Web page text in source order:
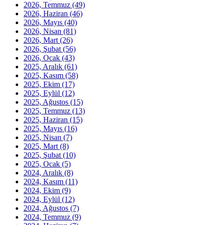
2026, Temmuz (49)
2026, Haziran (46)
2026, Mayıs (40)
2026, Nisan (81)
2026, Mart (26)
2026, Şubat (56)
2026, Ocak (43)
2025, Aralık (61)
2025, Kasım (58)
2025, Ekim (17)
2025, Eylül (12)
2025, Ağustos (15)
2025, Temmuz (13)
2025, Haziran (15)
2025, Mayıs (16)
2025, Nisan (7)
2025, Mart (8)
2025, Şubat (10)
2025, Ocak (5)
2024, Aralık (8)
2024, Kasım (11)
2024, Ekim (9)
2024, Eylül (12)
2024, Ağustos (7)
2024, Temmuz (9)